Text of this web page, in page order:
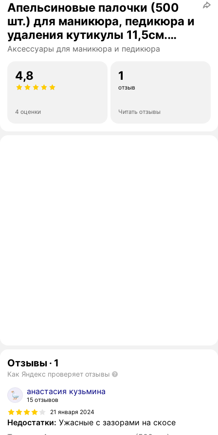
Апельсиновые палочки (500
шт.) для маникюра, педикюра и
удаления кутикулы 11,5см.
Тонкие-Slim, 4мм. Очень
Аксессуары для маникюра и педикюра
4,8
4 оценки
1
отзыв
Читать отзывы
Отзывы · 1
Как Яндекс проверяет отзывы
анастасия кузьмина
15 отзывов
21 января 2024
Недостатки: Ужасные с зазорами на скосе